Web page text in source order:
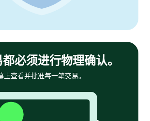
必须进行物理确认。
上查看并批准每一笔交易。